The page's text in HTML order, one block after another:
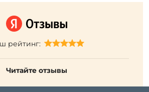
рейтинг:
Читайте отзывы